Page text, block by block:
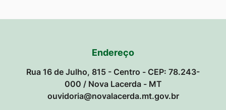
Endereço
Rua 16 de Julho, 815 - Centro - CEP: 78.243-
000 / Nova Lacerda - MT
ouvidoria@novalacerda.mt.gov.br